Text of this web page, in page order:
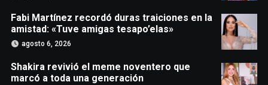
Fabi Martínez recordó duras traiciones en la
amistad: «Tuve amigas tesapo’elas»
agosto 6, 2026
Shakira revivió el meme noventero que
marcó a toda una generación